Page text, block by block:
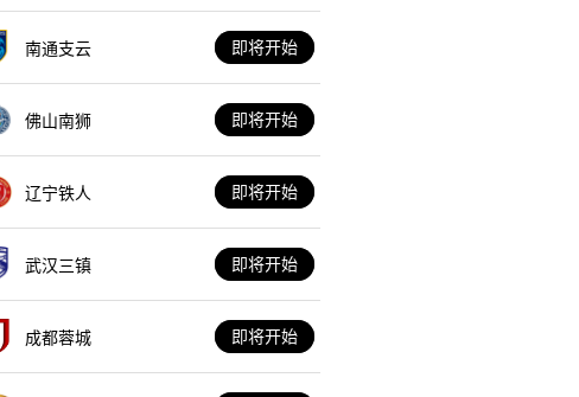
南通支云 即将开始
佛山南狮 即将开始
辽宁铁人 即将开始
武汉三镇 即将开始
成都蓉城 即将开始